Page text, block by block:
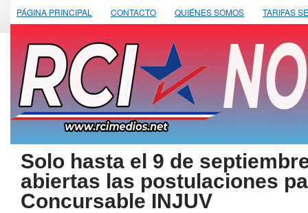
PÁGINA PRINCIPAL CONTACTO QUIÉNES SOMOS TARIFAS
Solo hasta el 9 de
abiertas las postulaciones
Concursable INJUV